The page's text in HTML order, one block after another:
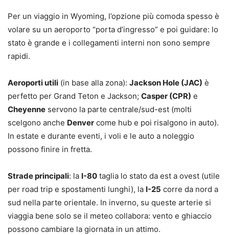
Per un viaggio in Wyoming, l’opzione più comoda spesso è
volare su un aeroporto “porta d’ingresso” e poi guidare: lo
stato è grande e i collegamenti interni non sono sempre
rapidi.
Aeroporti utili (in base alla zona): Jackson Hole (JAC) è
perfetto per Grand Teton e Jackson; Casper (CPR) e
Cheyenne servono la parte centrale/sud-est (molti
scelgono anche Denver come hub e poi risalgono in auto).
In estate e durante eventi, i voli e le auto a noleggio
possono finire in fretta.
Strade principali: la I-80 taglia lo stato da est a ovest (utile
per road trip e spostamenti lunghi), la I-25 corre da nord a
sud nella parte orientale. In inverno, su queste arterie si
viaggia bene solo se il meteo collabora: vento e ghiaccio
possono cambiare la giornata in un attimo.